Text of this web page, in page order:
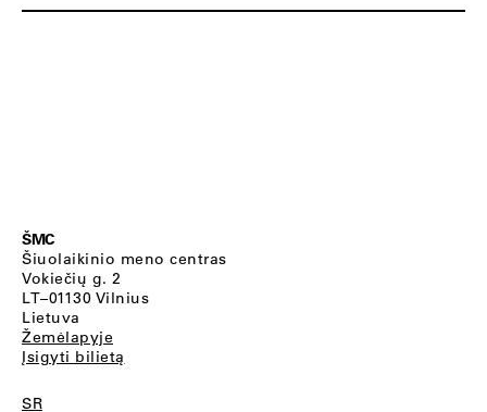
ŠMC
Šiuolaikinio meno centras
Vokiečių g. 2
LT–01130 Vilnius
Lietuva
Žemėlapyje
Įsigyti bilietą
SR